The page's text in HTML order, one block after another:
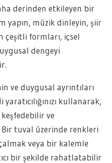
derinden etkileyen bir
yapın, müzik dinleyin, şiir
çeşitli formları, içsel
dengeyi
ve duygusal ayrıntıları
kullanarak,
ve
Bir tuval üzerinde renkleri
veya bir kalemle
bir şekilde rahatlatabilir